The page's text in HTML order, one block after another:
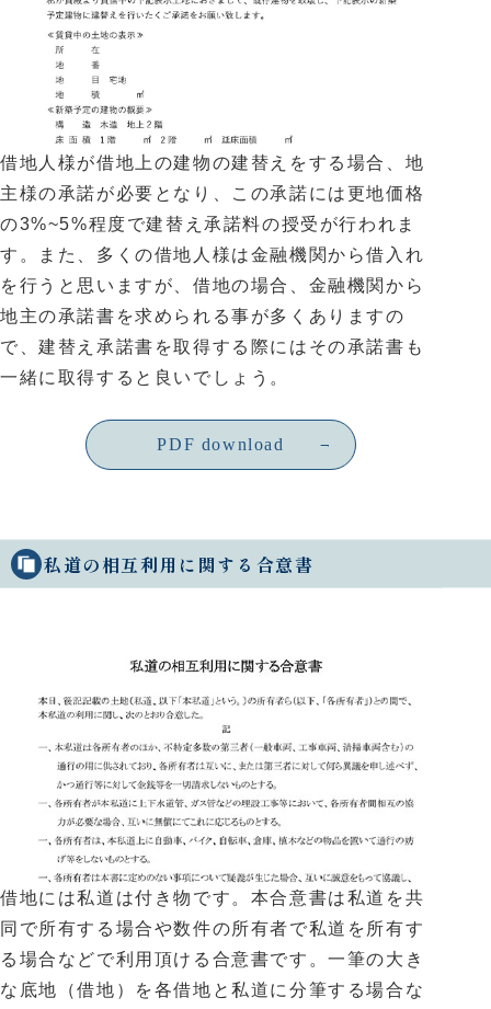
借地人様が借地上の建物の建替えをする場合、地
主様の承諾が必要となり、この承諾には更地価格
の3%~5%程度で建替え承諾料の授受が行われま
す。また、多くの借地人様は金融機関から借入れ
を行うと思いますが、借地の場合、金融機関から
地主の承諾書を求められる事が多くありますの
で、建替え承諾書を取得する際にはその承諾書も
一緒に取得すると良いでしょう。
PDF download
私道の相互利用に関する合意書
借地には私道は付き物です。本合意書は私道を共
同で所有する場合や数件の所有者で私道を所有す
る場合などで利用頂ける合意書です。一筆の大き
な底地（借地）を各借地と私道に分筆する場合な